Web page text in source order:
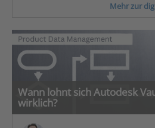
Mehr zur
Wann lohnt sich Autodesk
wirklich?